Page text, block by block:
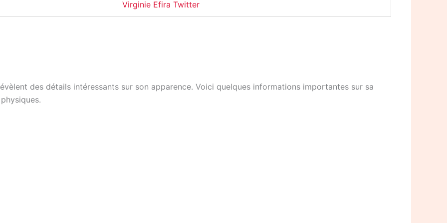
Virginie Efira Twitter
des détails intéressants sur son apparence. Voici quelques informations importantes sur sa